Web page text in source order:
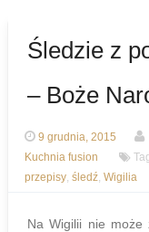
Śledzie z
– Boże
9 grudnia, 2015
Kuchnia fusion
przepisy, śledź, Wigilia
Na Wigilii nie